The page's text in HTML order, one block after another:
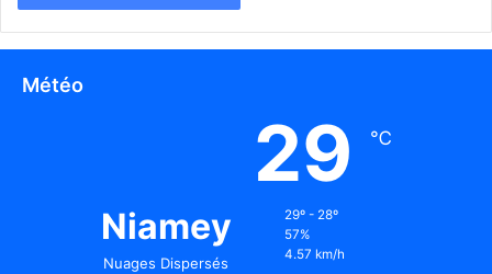
Météo
Niamey
Nuages Dispersés
29 ℃
29º - 28º
57%
4.57 km/h